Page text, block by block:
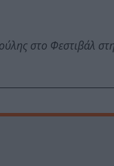
στο Φεστιβάλ